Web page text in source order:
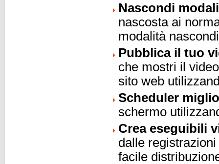
Nascondi
nascosta ai
modalità
Pubblica il tuo
che mostri il
sito web
Scheduler
schermo
Crea eseguibili
dalle
facile